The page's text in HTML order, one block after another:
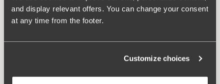
and display relevant offers. You can change your consent
at any time from the footer.
Customize choices
Baumwolle hat einen geringeren ökologischen
Fußabdruck, da für ihren Anbau weniger Wasser und
keine Chemikalien verwendet werden. Das natürliche
Material lässt die Haut atmen und reizt empfindliche